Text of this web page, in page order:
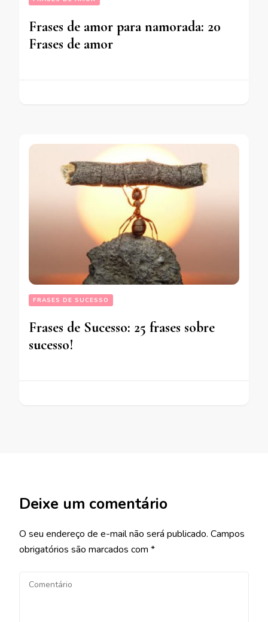
Frases de amor para namorada: 20
Frases de amor
FRASES DE SUCESSO
Frases de Sucesso: 25 frases sobre
sucesso!
Deixe um comentário
O seu endereço de e-mail não será publicado. Campos
obrigatórios são marcados com *